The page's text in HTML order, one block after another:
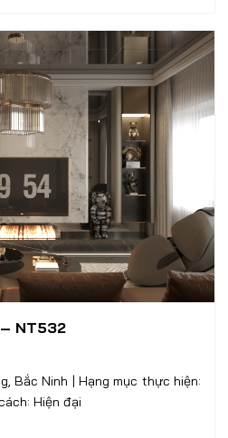
– NT532
Bắc Ninh | Hạng mục thực hiện:
| Phong cách: Hiện đại